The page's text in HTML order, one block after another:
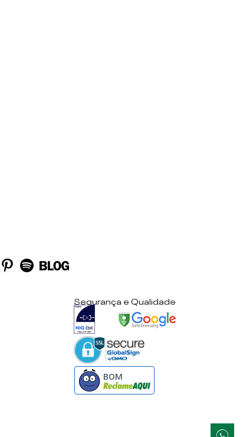
Segurança e Qualidade
BOM